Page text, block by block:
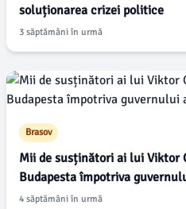
soluționarea crizei politice
3 săptămâni în urmă
Brasov
Mii de susținători ai lui Viktor
Budapesta împotriva
4 săptămâni în urmă